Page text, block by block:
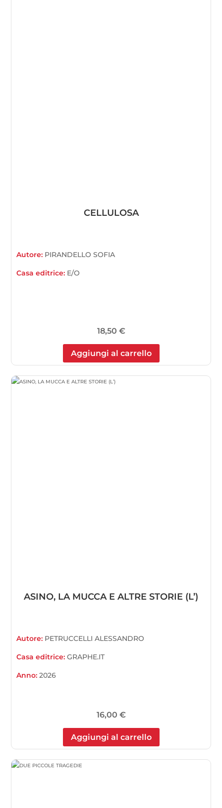
CELLULOSA
Autore: PIRANDELLO SOFIA
Casa editrice: E/O
18,50 €
Aggiungi al carrello
ASINO, LA MUCCA E ALTRE STORIE (L’)
Autore: PETRUCCELLI ALESSANDRO
Casa editrice:GRAPHE.IT
Anno:2026
16,00 €
Aggiungi al carrello